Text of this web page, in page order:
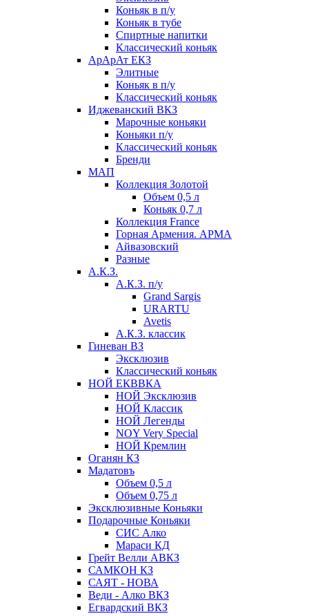
Коньяк в п/у
Коньяк в тубе
Спиртные напитки
Классический коньяк
АрАрАт ЕКЗ
Элитные
Коньяк в п/у
Классический коньяк
Иджеванский ВКЗ
Марочные коньяки
Коньяки п/у
Классический коньяк
Бренди
МАП
Коллекция Золотой
Объем 0,5 л
Коньяк 0,7 л
Коллекция France
Горная Армения. АРМА
Айвазовский
Разные
А.К.З.
А.К.З. п/у
Grand Sargis
URARTU
Avetis
А.К.З. классик
Гиневан ВЗ
Эксклюзив
Классический коньяк
НОЙ ЕКВВКА
НОЙ Эксклюзив
НОЙ Классик
НОЙ Легенды
NOY Very Speсial
НОЙ Кремлин
Оганян КЗ
Мадатовъ
Объем 0,5 л
Объем 0,75 л
Эксклюзивные Коньяки
Подарочные Коньяки
СИС Алко
Мараси КД
Грейт Велли АВКЗ
САМКОН КЗ
САЯТ - НОВА
Веди - Алко ВКЗ
Егвардский ВКЗ